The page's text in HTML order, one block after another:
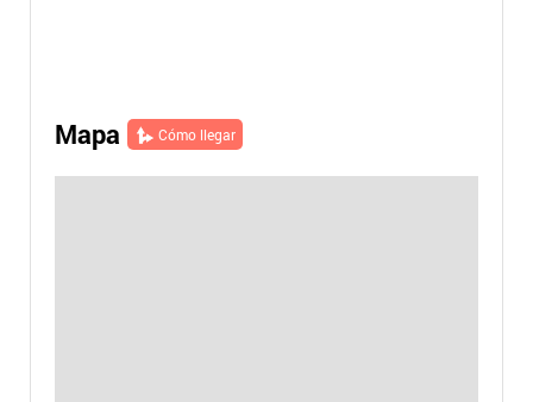
Mapa Cómo llegar